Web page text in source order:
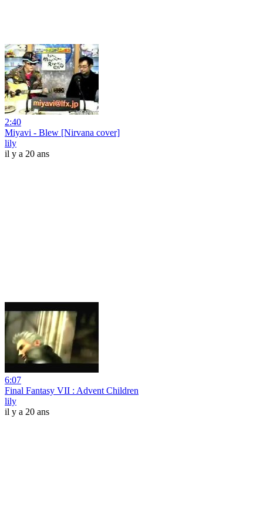
2:40
Miyavi - Blew [Nirvana cover]
lily
il y a 20 ans
6:07
Final Fantasy VII : Advent Children
lily
il y a 20 ans